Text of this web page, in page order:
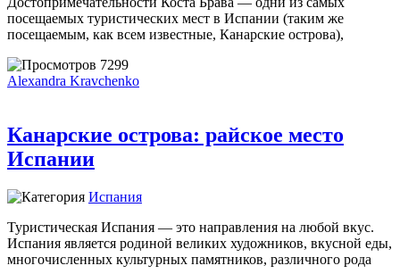
посещаемых туристических мест в Испании (таким же
посещаемым, как всем известные, Канарские острова),
7299
Alexandra Kravchenko
Канарские острова: райское место
Испании
Испания
Туристическая Испания — это направления на любой вкус.
Испания является родиной великих художников, вкусной еды,
многочисленных культурных памятников, различного рода